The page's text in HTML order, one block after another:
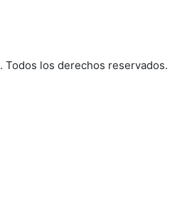
. Todos los derechos reservados.